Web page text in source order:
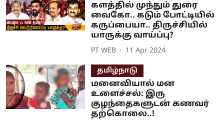
களத்தில் முந்தும் துரை
வைகோ.. கடும் போட்டியில்
கருப்பையா.. திருச்சியில்
யாருக்கு வாய்ப்பு?
PT WEB 11 Apr 2024
தமிழ்நாடு
மனைவியால் மன
உளைச்சல்: இரு
குழந்தைகளுடன் கணவர்
தற்கொலை..!